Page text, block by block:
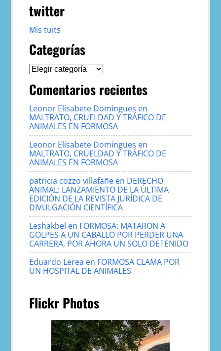
twitter
Mis tuits
Categorías
Categorías
Comentarios recientes
Leonor Elisabete Domingues en
MALTRATO, CRUELDAD Y TRÁFICO DE
ANIMALES EN FORMOSA
Leonor Elisabete Domingues en
MALTRATO, CRUELDAD Y TRÁFICO DE
ANIMALES EN FORMOSA
patricia cozzo villafañe en DERECHO
ANIMAL: LANZAMIENTO DE LA ÚLTIMA
EDICIÓN DE LA REVISTA JURÍDICA DE
DIVULGACIÓN CIENTÍFICA
Leshakbel en FORMOSA: MATARON A
GOLPES A UN CABALLO POR PERDER UNA
CARRERA, POR AHORA UN SOLO DETENIDO
Eduardo Lerea en FORMOSA CLAMA POR
UN HOSPITAL DE ANIMALES
Flickr Photos